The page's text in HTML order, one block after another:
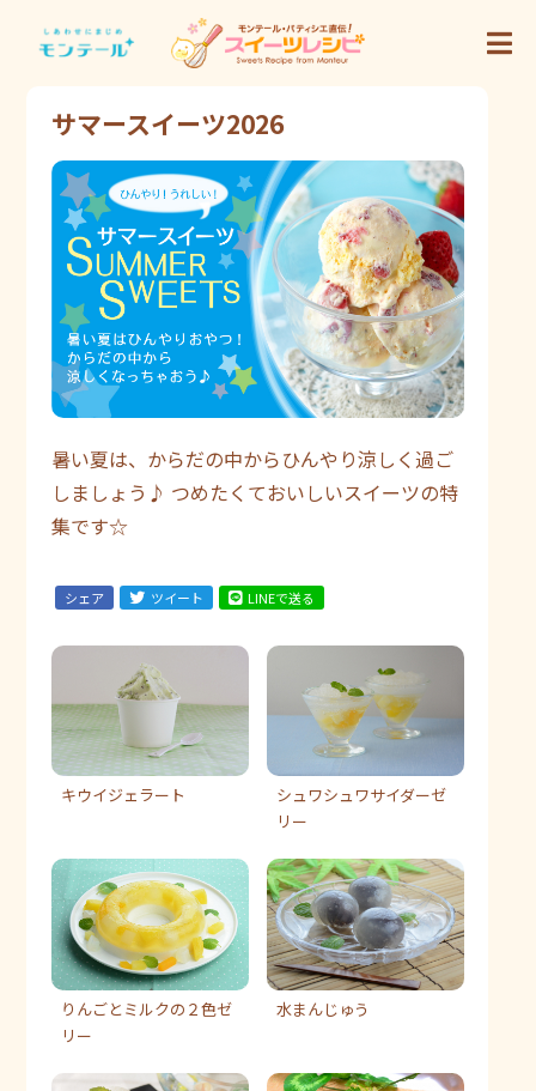
サマースイーツ2026
暑い夏は、からだの中からひんやり涼しく過ご
しましょう♪ つめたくておいしいスイーツの特
集です☆
シェア ツイート LINEで送る
キウイジェラート
シュワシュワサイダーゼ
リー
りんごとミルクの２色ゼ
リー
水まんじゅう